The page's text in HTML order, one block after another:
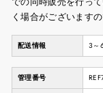
く場合がございます
配送情報 3～
管理番号